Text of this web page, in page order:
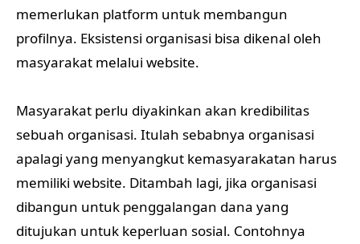
memerlukan platform untuk membangun
profilnya. Eksistensi organisasi bisa dikenal oleh
masyarakat melalui website.
Masyarakat perlu diyakinkan akan kredibilitas
sebuah organisasi. Itulah sebabnya organisasi
apalagi yang menyangkut kemasyarakatan harus
memiliki website. Ditambah lagi, jika organisasi
dibangun untuk penggalangan dana yang
ditujukan untuk keperluan sosial. Contohnya